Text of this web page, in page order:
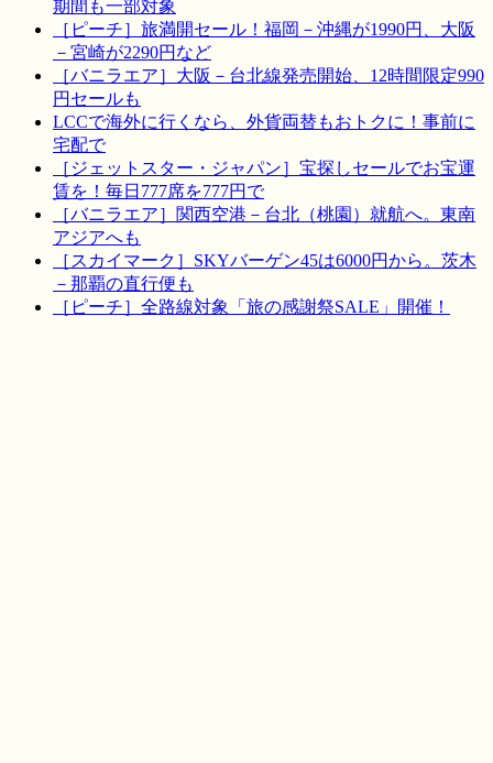
期間も一部対象
［ピーチ］旅満開セール！福岡－沖縄が1990円、大阪
－宮崎が2290円など
［バニラエア］大阪－台北線発売開始、12時間限定990
円セールも
LCCで海外に行くなら、外貨両替もおトクに！事前に
宅配で
［ジェットスター・ジャパン］宝探しセールでお宝運
賃を！毎日777席を777円で
［バニラエア］関西空港－台北（桃園）就航へ。東南
アジアへも
［スカイマーク］SKYバーゲン45は6000円から。茨木
－那覇の直行便も
［ピーチ］全路線対象「旅の感謝祭SALE」開催！